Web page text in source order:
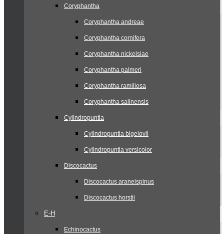
Coryphantha
Coryphantha andreae
Coryphantha cornifera
Coryphantha nickelsiae
Coryphantha palmeri
Coryphantha ramillosa
Coryphantha salinensis
Cylindropuntia
Cylindropuntia bigelovii
Cylindropuntia versicolor
Discocactus
Discocactus araneispinus
Discocactus horstii
E-H
Echinocactus